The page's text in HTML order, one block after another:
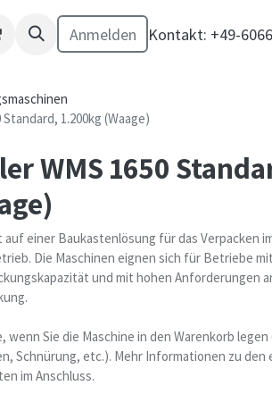
Anmelden Kontakt: +49-
1.200kg (Waage)
WMS 1650
auf einer Baukastenlösung für das Verpacken
Die Maschinen eignen sich für Betriebe mit
und mit hohen Anforderungen
Sie die Maschine in den Warenkorb legen
Schnürung, etc.). Mehr Informationen zu den
im Anschluss.